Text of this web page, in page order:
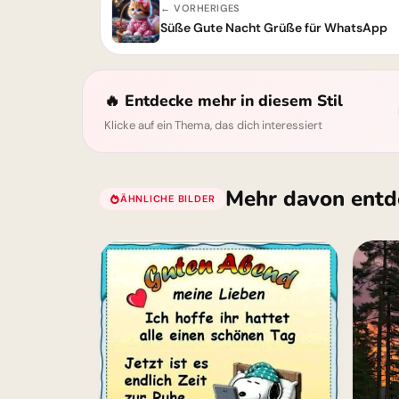
← VORHERIGES
Süße Gute Nacht Grüße für WhatsApp
🔥 Entdecke mehr in diesem Stil
Klicke auf ein Thema, das dich interessiert
ÄHNLICHE BILDER Mehr davon